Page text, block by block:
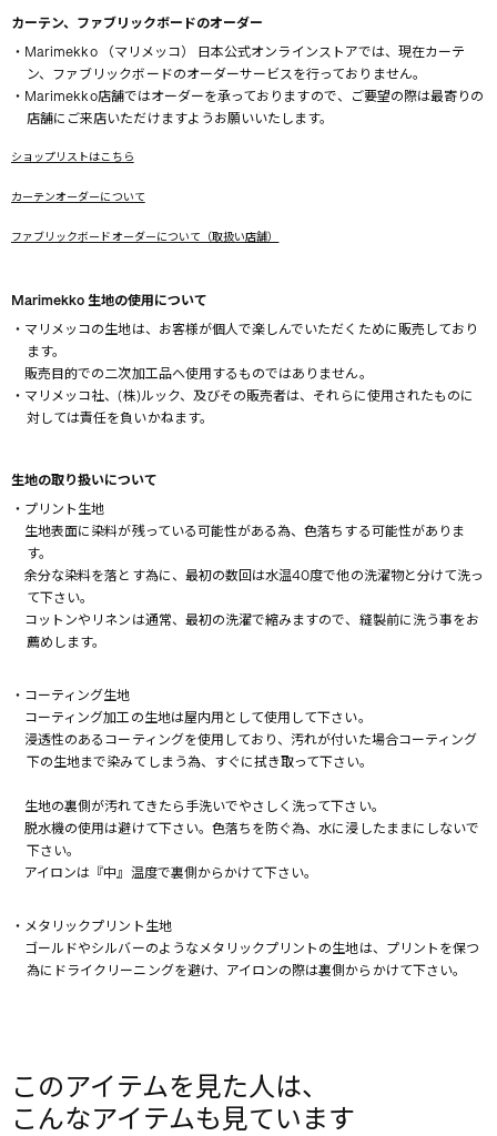
カーテン、ファブリックボードのオーダー
・Marimekko （マリメッコ） 日本公式オンラインストアでは、現在カーテ
ン、ファブリックボードのオーダーサービスを行っておりません。
・Marimekko店舗ではオーダーを承っておりますので、ご要望の際は最寄りの
店舗にご来店いただけますようお願いいたします。
ショップリストはこちら
カーテンオーダーについて
ファブリックボードオーダーについて（取扱い店舗）
Marimekko 生地の使用について
・マリメッコの生地は、お客様が個人で楽しんでいただくために販売しており
ます。
販売目的での二次加工品へ使用するものではありません。
・マリメッコ社、(株)ルック、及びその販売者は、それらに使用されたものに
対しては責任を負いかねます。
生地の取り扱いについて
・プリント生地
生地表面に染料が残っている可能性がある為、色落ちする可能性がありま
す。
余分な染料を落とす為に、最初の数回は水温40度で他の洗濯物と分けて洗っ
て下さい。
コットンやリネンは通常、最初の洗濯で縮みますので、縫製前に洗う事をお
薦めします。
・コーティング生地
コーティング加工の生地は屋内用として使用して下さい。
浸透性のあるコーティングを使用しており、汚れが付いた場合コーティング
下の生地まで染みてしまう為、すぐに拭き取って下さい。
生地の裏側が汚れてきたら手洗いでやさしく洗って下さい。
脱水機の使用は避けて下さい。色落ちを防ぐ為、水に浸したままにしないで
下さい。
アイロンは『中』温度で裏側からかけて下さい。
・メタリックプリント生地
ゴールドやシルバーのようなメタリックプリントの生地は、プリントを保つ
為にドライクリーニングを避け、アイロンの際は裏側からかけて下さい。
このアイテムを見た人は、
こんなアイテムも見ています